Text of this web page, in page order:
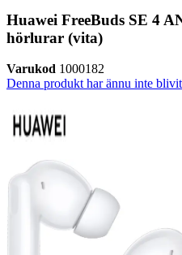
Huawei FreeBuds SE 4
hörlurar (vita)
Varukod 1000182
Denna produkt har ännu inte